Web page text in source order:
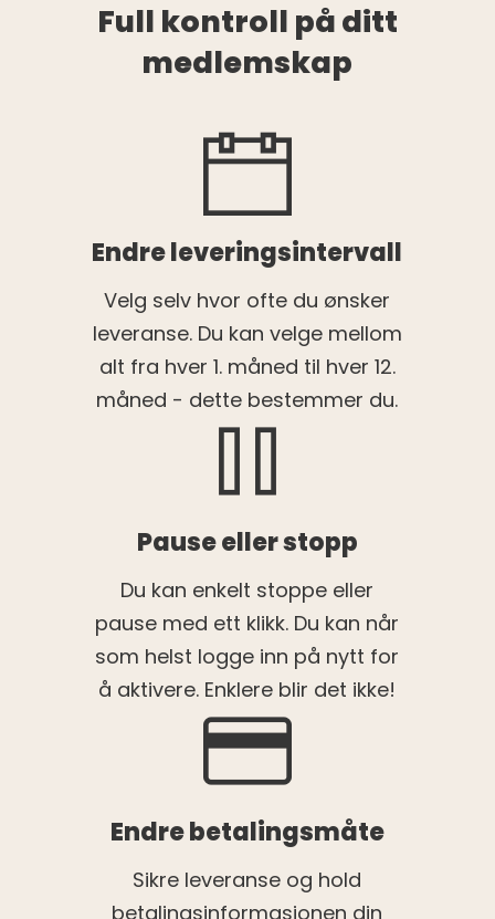
Full kontroll på ditt
medlemskap
Endre leveringsintervall
Velg selv hvor ofte du ønsker
leveranse. Du kan velge mellom
alt fra hver 1. måned til hver 12.
måned - dette bestemmer du.
Pause eller stopp
Du kan enkelt stoppe eller
pause med ett klikk. Du kan når
som helst logge inn på nytt for
å aktivere. Enklere blir det ikke!
Endre betalingsmåte
Sikre leveranse og hold
betalingsinformasjonen din